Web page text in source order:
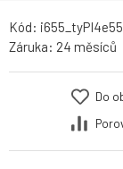
Kód:
Záruka: 24 měsíců
Do